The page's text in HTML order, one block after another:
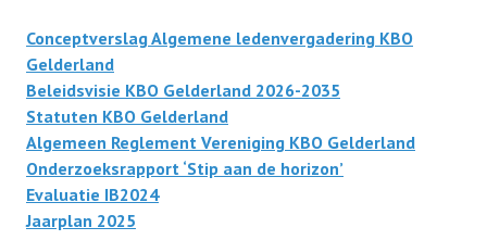
Conceptverslag Algemene ledenvergadering KBO
Gelderland
Beleidsvisie KBO Gelderland 2026-2035
Statuten KBO Gelderland
Algemeen Reglement Vereniging KBO Gelderland
Onderzoeksrapport ‘Stip aan de horizon’
Evaluatie IB2024
Jaarplan 2025